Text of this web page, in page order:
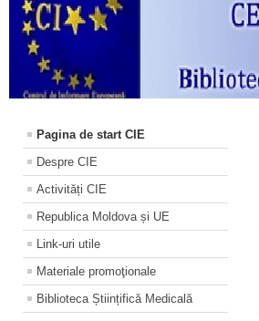
Pagina de start CIE
Despre CIE
Activități CIE
Republica Moldova și UE
Link-uri utile
Materiale promoţionale
Biblioteca Științifică Medicală